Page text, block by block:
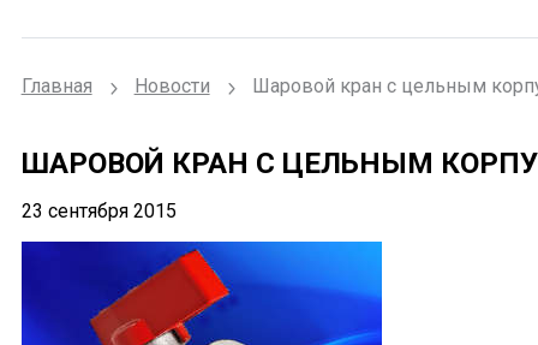
Главная Новости Шаровой кран с цельным
ШАРОВОЙ КРАН С ЦЕЛЬНЫМ
23 сентября 2015